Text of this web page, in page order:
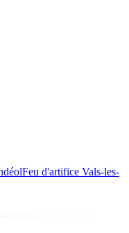
Feu d'artifice Vals-les-